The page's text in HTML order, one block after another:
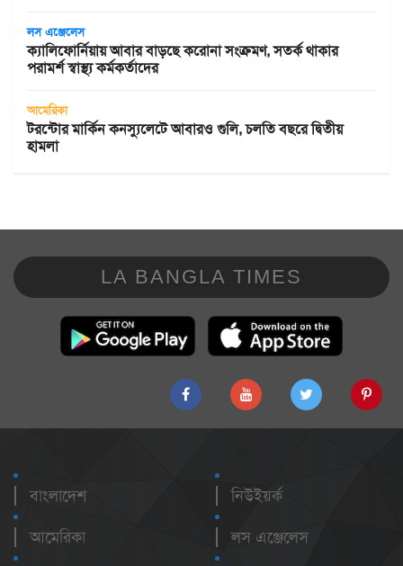
লস এঞ্জেলেস
ক্যালিফোর্নিয়ায় আবার বাড়ছে করোনা সংক্রমণ, সতর্ক থাকার
পরামর্শ স্বাস্থ্য কর্মকর্তাদের
আমেরিকা
টরন্টোর মার্কিন কনস্যুলেটে আবারও গুলি, চলতি বছরে দ্বিতীয়
হামলা
LA BANGLA TIMES
বাংলাদেশ
আমেরিকা
নিউইয়র্ক
লস এঞ্জেলেস